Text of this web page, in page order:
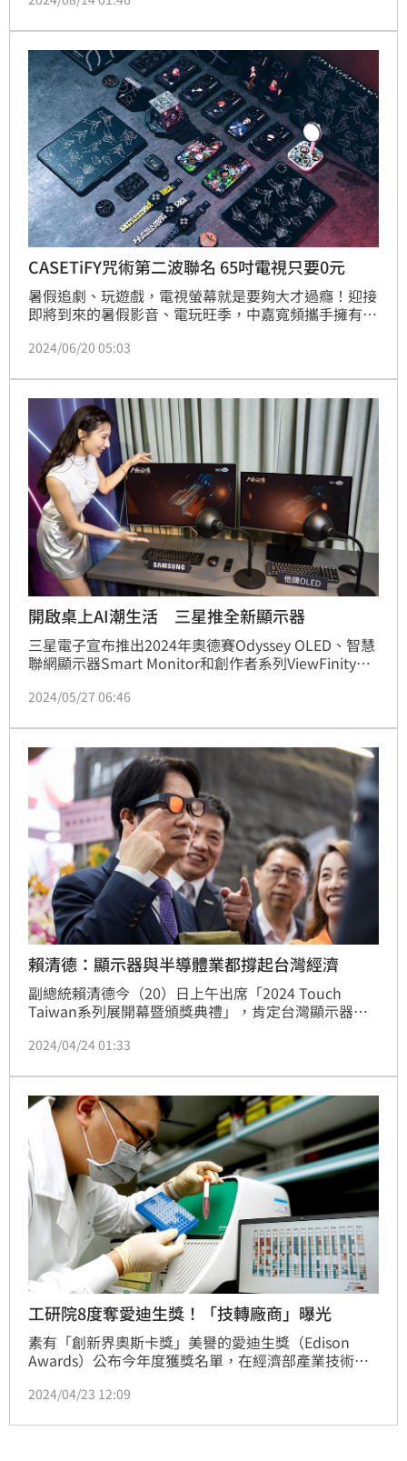
CASETiFY咒術第二波聯名 65吋電視只要0元
暑假追劇、玩遊戲，電視螢幕就是要夠大才過癮！迎接
即將到來的暑假影音、電玩旺季，中嘉寬頻攜手擁有完
司旗下電商平台「friDay購物」提前部署，擴增大螢視
智慧顯示器，至中嘉寬頻全通路申辦1G以上光纖上網
搭數位有線電視指定方案，月付$1,799起，就可用$0
輕鬆入手市價$35,999的小米65型QLED
2024/06/20 05:03
開啟桌上AI潮生活 三星推全新顯示器
三星電子宣布推出2024年奧德賽Odyssey OLED、智慧
聯網顯示器Smart Monitor和創作者系列ViewFinity全
AI應用於桌上型顯示器，透過AI影像升頻、AI智慧抗
中，廣受消費者喜愛的奧德賽Odyssey系列，首次在台
推出OLED平面機型Odyssey OLED G8，搭載NQ8
2024/05/27 06:46
賴清德：顯示器與半導體業都撐起台灣經濟
副總統賴清德今（20）日上午出席「2024 Touch
Taiwan系列展開幕暨頒獎典禮」，肯定台灣顯示器產
政府將持續聆聽業界寶貴意見，與大家一起合作，讓顯
2024/04/24 01:33
工研院8度奪愛迪生獎！「技轉廠商」曝光
素有「創新界奧斯卡獎」美譽的愛迪生獎（Edison
Awards）公布今年度獲獎名單，在經濟部產業技術司
（Dow）、康寧、杜邦（DuPont）共同在國際發光，
獲4面獎牌，2024年創下佳績。（記者：王翊綺）
2024/04/23 12:09